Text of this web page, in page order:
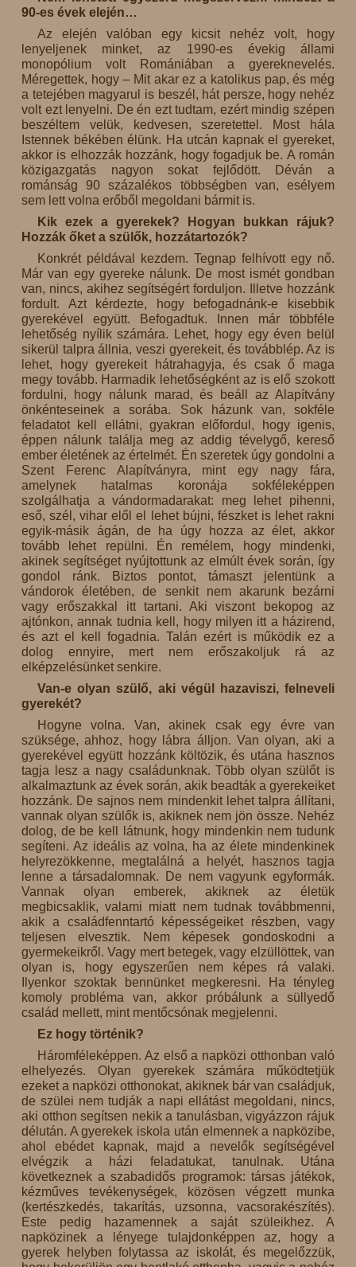
90-es évek elején…
Az elején valóban egy kicsit nehéz volt, hogy
lenyeljenek minket, az 1990-es évekig állami
monopólium volt Romániában a gyereknevelés.
Méregettek, hogy – Mit akar ez a katolikus pap, és még
a tetejében magyarul is beszél, hát persze, hogy nehéz
volt ezt lenyelni. De én ezt tudtam, ezért mindig szépen
beszéltem velük, kedvesen, szeretettel. Most hála
Istennek békében élünk. Ha utcán kapnak el gyereket,
akkor is elhozzák hozzánk, hogy fogadjuk be. A román
közigazgatás nagyon sokat fejlődött. Déván a
románság 90 százalékos többségben van, esélyem
sem lett volna erőből megoldani bármit is.
Kik ezek a gyerekek? Hogyan bukkan rájuk?
Hozzák őket a szülők, hozzátartozók?
Konkrét példával kezdem. Tegnap felhívott egy nő.
Már van egy gyereke nálunk. De most ismét gondban
van, nincs, akihez segítségért forduljon. Illetve hozzánk
fordult. Azt kérdezte, hogy befogadnánk-e kisebbik
gyerekével együtt. Befogadtuk. Innen már többféle
lehetőség nyílik számára. Lehet, hogy egy éven belül
sikerül talpra állnia, veszi gyerekeit, és továbblép. Az is
lehet, hogy gyerekeit hátrahagyja, és csak ő maga
megy tovább. Harmadik lehetőségként az is elő szokott
fordulni, hogy nálunk marad, és beáll az Alapítvány
önkénteseinek a sorába. Sok házunk van, sokféle
feladatot kell ellátni, gyakran előfordul, hogy igenis,
éppen nálunk találja meg az addig tévelygő, kereső
ember életének az értelmét. Én szeretek úgy gondolni a
Szent Ferenc Alapítványra, mint egy nagy fára,
amelynek hatalmas koronája sokféleképpen
szolgálhatja a vándormadarakat: meg lehet pihenni,
eső, szél, vihar elől el lehet bújni, fészket is lehet rakni
egyik-másik ágán, de ha úgy hozza az élet, akkor
tovább lehet repülni. Én remélem, hogy mindenki,
akinek segítséget nyújtottunk az elmúlt évek során, így
gondol ránk. Biztos pontot, támaszt jelentünk a
vándorok életében, de senkit nem akarunk bezárni
vagy erőszakkal itt tartani. Aki viszont bekopog az
ajtónkon, annak tudnia kell, hogy milyen itt a házirend,
és azt el kell fogadnia. Talán ezért is működik ez a
dolog ennyire, mert nem erőszakoljuk rá az
elképzelésünket senkire.
Van-e olyan szülő, aki végül hazaviszi, felneveli
gyerekét?
Hogyne volna. Van, akinek csak egy évre van
szüksége, ahhoz, hogy lábra álljon. Van olyan, aki a
gyerekével együtt hozzánk költözik, és utána hasznos
tagja lesz a nagy családunknak. Több olyan szülőt is
alkalmaztunk az évek során, akik beadták a gyerekeiket
hozzánk. De sajnos nem mindenkit lehet talpra állítani,
vannak olyan szülők is, akiknek nem jön össze. Nehéz
dolog, de be kell látnunk, hogy mindenkin nem tudunk
segíteni. Az ideális az volna, ha az élete mindenkinek
helyrezökkenne, megtalálná a helyét, hasznos tagja
lenne a társadalomnak. De nem vagyunk egyformák.
Vannak olyan emberek, akiknek az életük
megbicsaklik, valami miatt nem tudnak továbbmenni,
akik a családfenntartó képességeiket részben, vagy
teljesen elvesztik. Nem képesek gondoskodni a
gyermekeikről. Vagy mert betegek, vagy elzüllöttek, van
olyan is, hogy egyszerűen nem képes rá valaki.
Ilyenkor szoktak bennünket megkeresni. Ha tényleg
komoly probléma van, akkor próbálunk a süllyedő
család mellett, mint mentőcsónak megjelenni.
Ez hogy történik?
Háromféleképpen. Az első a napközi otthonban való
elhelyezés. Olyan gyerekek számára működtetjük
ezeket a napközi otthonokat, akiknek bár van családjuk,
de szülei nem tudják a napi ellátást megoldani, nincs,
aki otthon segítsen nekik a tanulásban, vigyázzon rájuk
délután. A gyerekek iskola után elmennek a napközibe,
ahol ebédet kapnak, majd a nevelők segítségével
elvégzik a házi feladatukat, tanulnak. Utána
következnek a szabadidős programok: társas játékok,
kézműves tevékenységek, közösen végzett munka
(kertészkedés, takarítás, uzsonna, vacsorakészítés).
Este pedig hazamennek a saját szüleikhez. A
napközinek a lényege tulajdonképpen az, hogy a
gyerek helyben folytassa az iskolát, és megelőzzük,